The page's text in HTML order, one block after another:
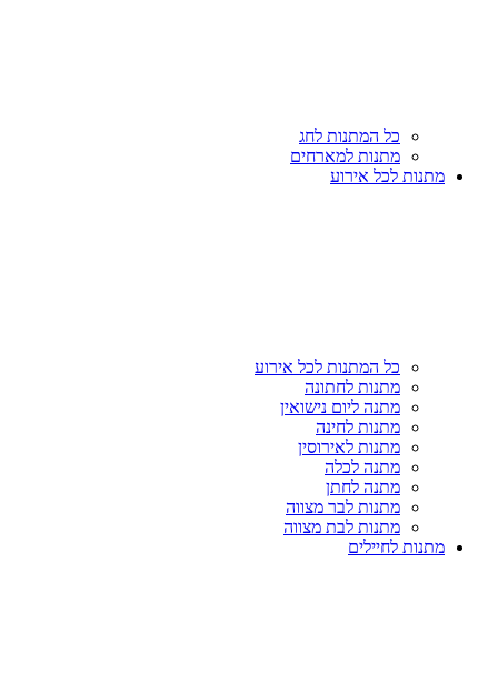
כל המתנות לחג
מתנות למארחים
מתנות לכל אירוע
כל המתנות לכל אירוע
מתנות לחתונה
מתנה ליום נישואין
מתנות לחינה
מתנות לאירוסין
מתנה לכלה
מתנה לחתן
מתנות לבר מצווה
מתנות לבת מצווה
מתנות לחיילים